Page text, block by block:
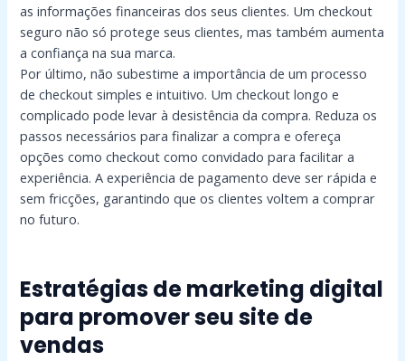
as informações financeiras dos seus clientes. Um checkout
seguro não só protege seus clientes, mas também aumenta
a confiança na sua marca.
Por último, não subestime a importância de um processo
de checkout simples e intuitivo. Um checkout longo e
complicado pode levar à desistência da compra. Reduza os
passos necessários para finalizar a compra e ofereça
opções como checkout como convidado para facilitar a
experiência. A experiência de pagamento deve ser rápida e
sem fricções, garantindo que os clientes voltem a comprar
no futuro.
Estratégias de marketing digital
para promover seu site de
vendas